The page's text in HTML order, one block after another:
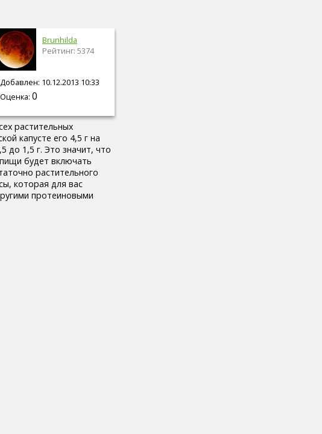
Brunhilda
Рейтинг: 5374
Добавлен: 10.12.2013 10:33
Оценка: 0
растительных
капусте его 4,5 г на
до 1,5 г. Это значит, что
будет включать
растительного
которая для вас
протеиновыми